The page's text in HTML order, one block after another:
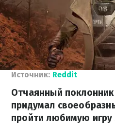
Источник: Reddit
Отчаянный
придумал
пройти любимую игру